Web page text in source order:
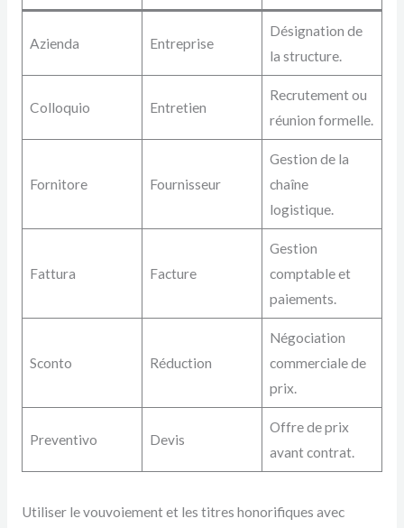
Azienda Entreprise
Désignation de
la structure.
Colloquio Entretien
Recrutement ou
réunion formelle.
Fornitore Fournisseur
Gestion de la
chaîne
logistique.
Fattura Facture
Gestion
comptable et
paiements.
Sconto Réduction
Négociation
commerciale de
prix.
Preventivo Devis
Offre de prix
avant contrat.
Utiliser le vouvoiement et les titres honorifiques avec